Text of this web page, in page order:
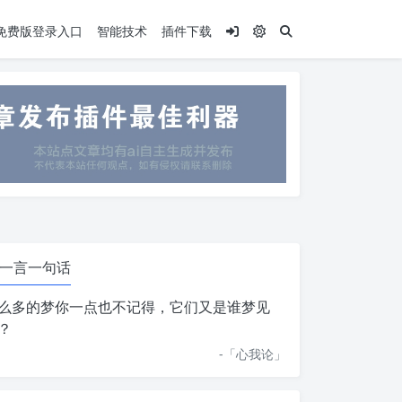
费版登录入口 智能技术 插件下载
一言一句话
多的梦你一点也不记得，它们又是谁梦见
-「心我论 」